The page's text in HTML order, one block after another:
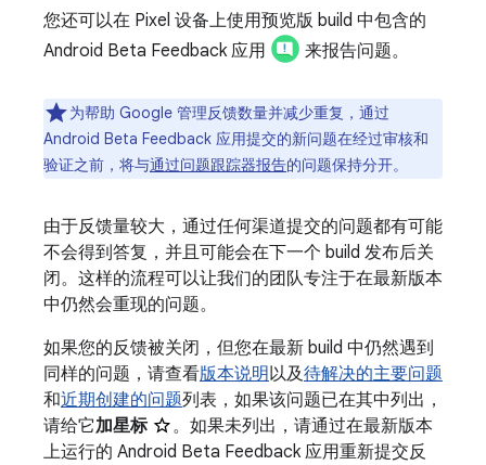
您还可以在 Pixel 设备上使用预览版 build 中包含的
Android Beta Feedback 应用
来报告问题。
为帮助 Google 管理反馈数量并减少重复，通过
Android Beta Feedback 应用提交的新问题在经过审核和
验证之前，将与通过问题跟踪器报告的问题保持分开。
由于反馈量较大，通过任何渠道提交的问题都有可能
不会得到答复，并且可能会在下一个 build 发布后关
闭。这样的流程可以让我们的团队专注于在最新版本
中仍然会重现的问题。
如果您的反馈被关闭，但您在最新 build 中仍然遇到
同样的问题，请查看版本说明以及待解决的主要问题
和近期创建的问题列表，如果该问题已在其中列出，
请给它加星标
。如果未列出，请通过在最新版本
上运行的 Android Beta Feedback 应用重新提交反